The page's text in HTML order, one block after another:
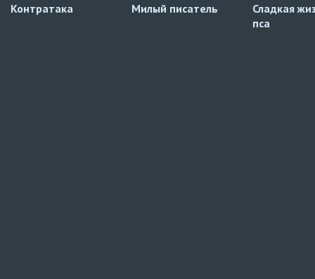
Контратака Милый писатель
Сладкая
пса